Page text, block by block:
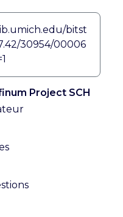
bitst
30954/00006
Project SCH